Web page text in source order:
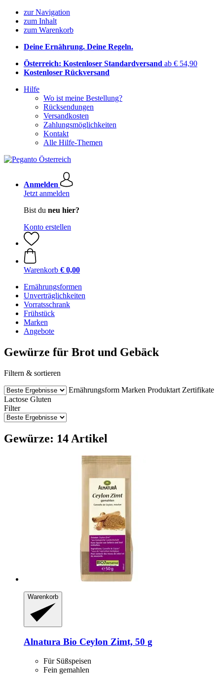
zur Navigation
zum Inhalt
zum Warenkorb
Deine Ernährung. Deine Regeln.
Österreich: Kostenloser Standardversand ab € 54,90
Kostenloser Rückversand
Hilfe
Wo ist meine Bestellung?
Rücksendungen
Versandkosten
Zahlungsmöglichkeiten
Kontakt
Alle Hilfe-Themen
Anmelden
Jetzt anmelden
Bist du neu hier?
Konto erstellen
Warenkorb € 0,00
Ernährungsformen
Unverträglichkeiten
Vorratsschrank
Frühstück
Marken
Angebote
Gewürze für Brot und Gebäck
Filtern & sortieren
Ernährungsform Marken Produktart Zertifikate
Lactose Gluten
Filter
Gewürze: 14 Artikel
Warenkorb
Alnatura Bio Ceylon Zimt, 50 g
Für Süßspeisen
Fein gemahlen